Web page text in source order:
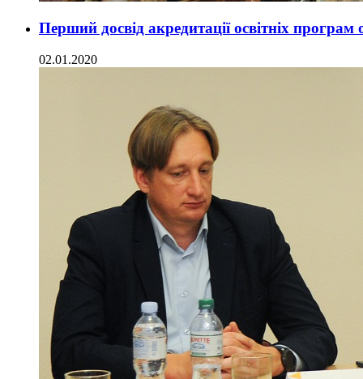
Перший досвід акредитації освітніх програм
02.01.2020